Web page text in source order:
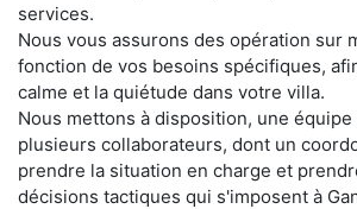
services.
Nous vous assurons des opération sur
fonction de vos besoins spécifiques,
calme et la quiétude dans votre villa.
Nous mettons à disposition, une
plusieurs collaborateurs, dont un
prendre la situation en charge et
décisions tactiques qui s'imposent à